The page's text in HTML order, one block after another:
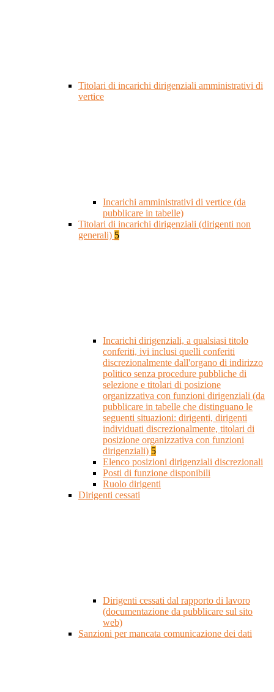
Titolari di incarichi dirigenziali amministrativi di
vertice
Incarichi amministrativi di vertice (da
pubblicare in tabelle)
Titolari di incarichi dirigenziali (dirigenti non
generali) 5
Incarichi dirigenziali, a qualsiasi titolo
conferiti, ivi inclusi quelli conferiti
discrezionalmente dall'organo di indirizzo
politico senza procedure pubbliche di
selezione e titolari di posizione
organizzativa con funzioni dirigenziali (da
pubblicare in tabelle che distinguano le
seguenti situazioni: dirigenti, dirigenti
individuati discrezionalmente, titolari di
posizione organizzativa con funzioni
dirigenziali) 5
Elenco posizioni dirigenziali discrezionali
Posti di funzione disponibili
Ruolo dirigenti
Dirigenti cessati
Dirigenti cessati dal rapporto di lavoro
(documentazione da pubblicare sul sito
web)
Sanzioni per mancata comunicazione dei dati